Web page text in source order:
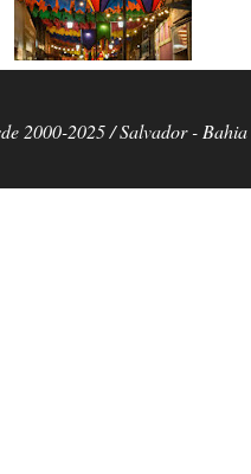
2000-2025 / Salvador -